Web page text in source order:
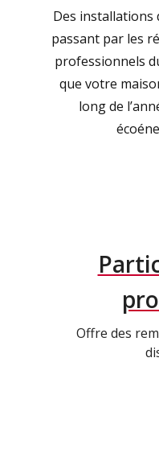
Des installations
passant par les
professionnels
que votre
long de
Offre des